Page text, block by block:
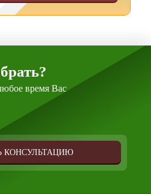
время Вас
КОНСУЛЬТАЦИЮ